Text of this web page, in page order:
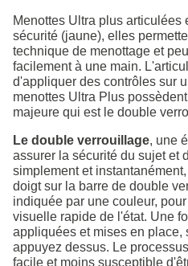
Menottes Ultra plus articulées
sécurité (jaune), elles
technique de menottage et
facilement à une main.
d'appliquer des contrôles sur
menottes Ultra Plus
majeure qui est le double
Le double verrouillage, une
assurer la sécurité du sujet et
simplement et
doigt sur la barre de double
indiquée par une couleur,
visuelle rapide de l'état. Une
appliquées et mises en place,
appuyez dessus. Le
facile et moins susceptible